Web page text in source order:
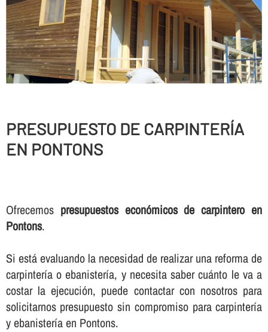
PRESUPUESTO DE CARPINTERÍ­A
EN PONTONS
Ofrecemos presupuestos económicos de carpintero en
Pontons.
Si está evaluando la necesidad de realizar una reforma de
carpinterí­a o ebanisterí­a, y necesita saber cuánto le va a
costar la ejecución, puede contactar con nosotros para
solicitarnos presupuesto sin compromiso para carpinterí­a
y ebanisterí­a en Pontons.